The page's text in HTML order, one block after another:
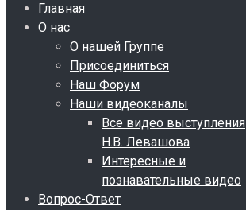
Главная
О нас
О нашей Группе
Присоединиться
Наш Форум
Наши видеоканалы
Все видео выступления
Н.В. Левашова
Интересные и
познавательные видео
Вопрос-Ответ